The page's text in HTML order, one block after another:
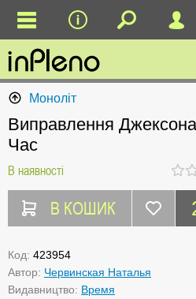
Моноліт
Виправлення
Час
В наявності
В КОШИК
Код: 423954
Автор: Червинская Наталья
Видавництво: Время